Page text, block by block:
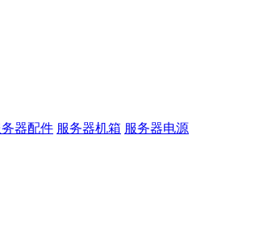
务器配件 服务器机箱 服务器电源